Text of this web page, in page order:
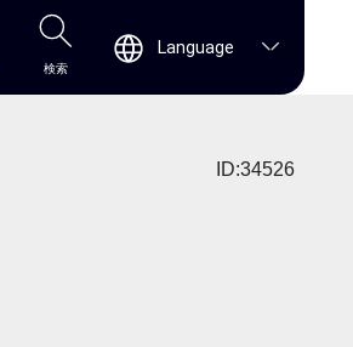
検索
Language
ID:34526